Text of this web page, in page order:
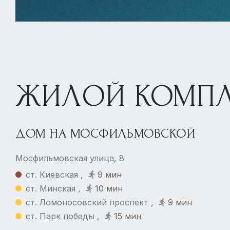
ЖИЛОЙ
ДОМ НА МОСФИЛЬМОВСКОЙ
Мосфильмовская улица, 8
ст. Киевская ,
9 мин
ст. Минская ,
10 мин
ст. Ломоносовский проспект ,
9 мин
ст. Парк победы ,
15 мин